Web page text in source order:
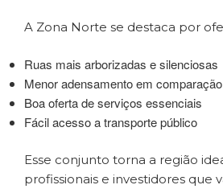
A Zona Norte se destaca por
Ruas mais arborizadas e silenciosas
Menor adensamento em
Boa oferta de serviços essenciais
Fácil acesso a transporte público
Esse conjunto torna a região
profissionais e investidores que